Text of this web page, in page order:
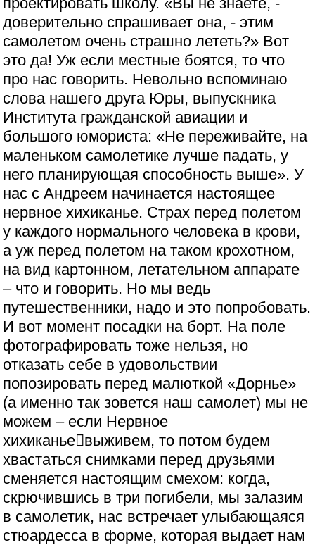
доверительно спрашивает она, - этим
самолетом очень страшно лететь?» Вот
это да! Уж если местные боятся, то что
про нас говорить. Невольно вспоминаю
слова нашего друга Юры, выпускника
Института гражданской авиации и
большого юмориста: «Не переживайте, на
маленьком самолетике лучше падать, у
него планирующая способность выше». У
нас с Андреем начинается настоящее
нервное хихиканье. Страх перед полетом
у каждого нормального человека в крови,
а уж перед полетом на таком крохотном,
на вид картонном, летательном аппарате
– что и говорить. Но мы ведь
путешественники, надо и это попробовать.
И вот момент посадки на борт. На поле
фотографировать тоже нельзя, но
отказать себе в удовольствии
попозировать перед малюткой «Дорнье»
(а именно так зовется наш самолет) мы не
можем – если Нервное
хихиканьевыживем, то потом будем
хвастаться снимками перед друзьями
сменяется настоящим смехом: когда,
скрючившись в три погибели, мы залазим
в самолетик, нас встречает улыбающаяся
стюардесса в форме, которая выдает нам